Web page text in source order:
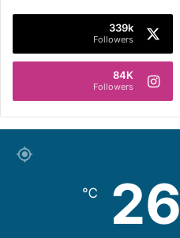
339k
Followers
84K
Followers
26
℃